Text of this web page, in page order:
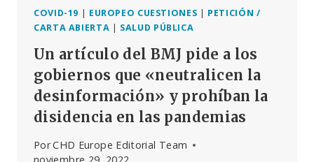
COVID-19 | EUROPEO CUESTIONES | PETICIÓN /
CARTA ABIERTA | SALUD PÚBLICA
Un artículo del BMJ pide a los
gobiernos que «neutralicen la
desinformación» y prohíban la
disidencia en las pandemias
PorCHD Europe Editorial Team